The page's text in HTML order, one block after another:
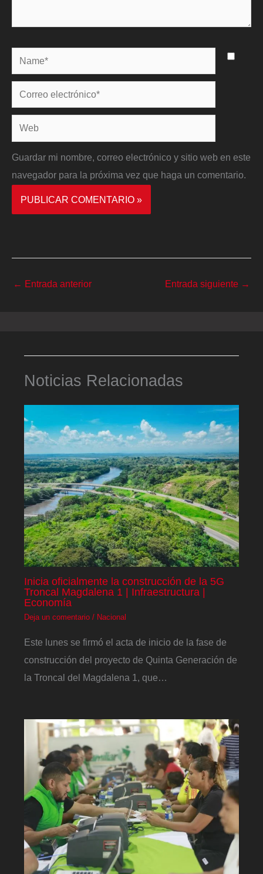
Name*
Correo
electrónico*
Web
Guardar mi nombre, correo electrónico y sitio web en este
navegador para la próxima vez que haga un comentario.
← Entrada anterior Entrada siguiente →
Noticias Relacionadas
Inicia oficialmente la construcción de la 5G
Troncal Magdalena 1 | Infraestructura |
Economía
Deja un comentario / Nacional
Este lunes se firmó el acta de inicio de la fase de
construcción del proyecto de Quinta Generación de
la Troncal del Magdalena 1, que…